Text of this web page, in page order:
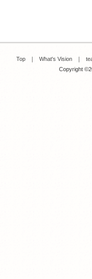
Top ｜ What's Vision ｜
Copyright